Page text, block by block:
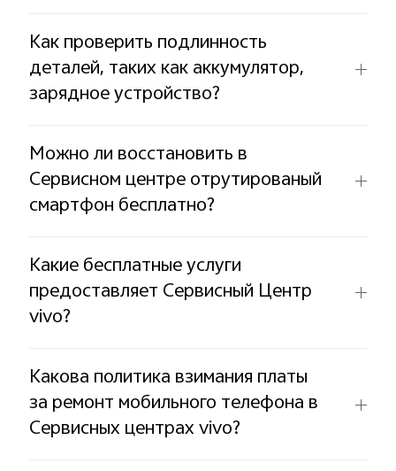
Как проверить подлинность
деталей, таких как аккумулятор,
зарядное устройство?
Можно ли восстановить в
Сервисном центре отрутированый
смартфон бесплатно?
Какие бесплатные услуги
предоставляет Сервисный Центр
vivo?
Какова политика взимания платы
за ремонт мобильного телефона в
Сервисных центрах vivo?